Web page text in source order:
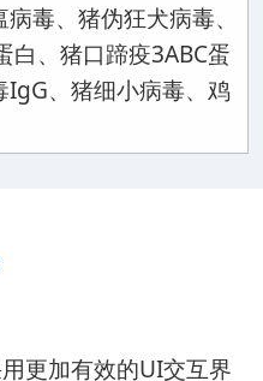
毒、猪伪狂犬病毒、
白、猪口蹄疫3ABC蛋
IgG、猪细小病毒、鸡
更加有效的UI交互界